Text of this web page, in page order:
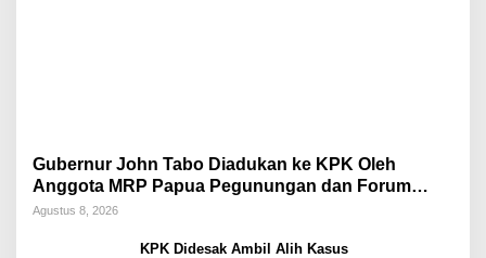
Gubernur John Tabo Diadukan ke KPK Oleh
Anggota MRP Papua Pegunungan dan Forum
Warga Papua
Agustus 8, 2026
KPK Didesak Ambil Alih Kasus